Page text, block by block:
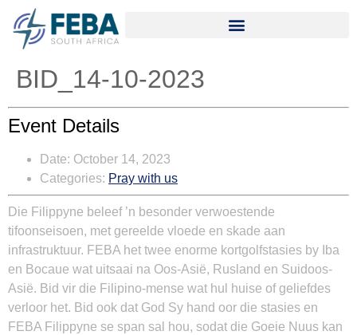
BID_14-10-2023
Event Details
Date: October 14, 2023
Categories: Pray with us
Die Filippyne beleef ’n besonder verwoestende
tifoonseisoen, met gereelde vloede en skade aan
infrastruktuur. FEBA het twee enorme kortgolfstasies by Iba
en Bocaue wat uitsaai na Oos-Asië, Rusland en Suidoos-
Asië. Bid vir die Filipino-mense wat hul huise of geliefdes
verloor het. Bid ook dat God Sy hand oor die stasies en
FEBA Filippyne se span sal hou, sodat die Goeie Nuus kan